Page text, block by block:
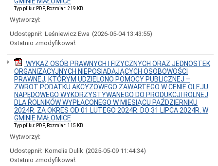
(jak
sprawę?)
Działalność
gospodarcza
Gospodarka
komunalna
Małżeństwa,
narodziny,
zgony
Meldunki
Dowody
osobiste
Podatki
Typ pliku: PDF, Rozmiar: 219 KB
Wytworzył:
Udostępnił: Leśniewicz Ewa (2026-05-04 13:43:55)
Ostatnio zmodyfikował:
WYKAZ OSÓB PRAWNYCH I FIZYCZNYCH ORAZ JEDNOSTEK
ORGANIZACYJNYCH NIEPOSIADAJĄCYCH OSOBOWOŚCI
PRAWNEJ, KTÓRYM UDZIELONO POMOCY PUBLICZNEJ –
ZWROT PODATKU AKCYZOWEGO ZAWARTEGO W CENIE OLEJU
NAPĘDOWEGO WYKORZYSTYWANEGO DO PRODUKCJI ROLNEJ
DLA ROLNIKÓW WYPŁACONEGO W MIESIĄCU PAŹDZIERNIKU
2024R. ZA OKRES OD 01 LUTEGO 2024R. DO 31 LIPCA 2024R. W
GMINIE MAŁOMICE
Typ pliku: PDF, Rozmiar: 115 KB
Wytworzył:
Udostępnił: Kornelia Dulik (2025-05-09 11:44:34)
Ostatnio zmodyfikował: